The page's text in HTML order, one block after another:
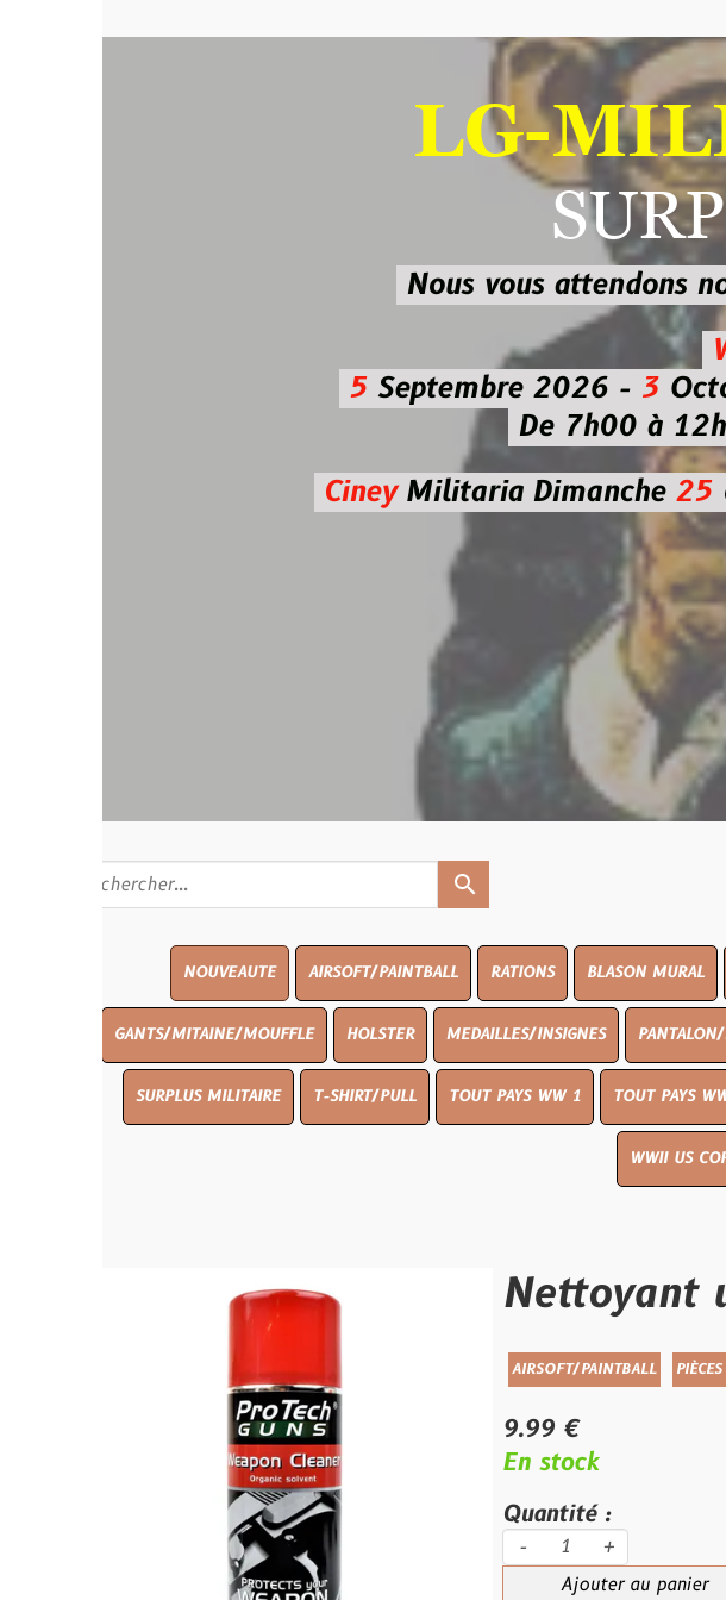
LG-
Nous vous attendons
Wavre
Septembre 2026 -3Octobre
De 7h00 à 12h00
MilitariaDimanche25
AIRSOFT/PAINTBALL RATIONS BLASON MURAL
GANTS/MITAINE/MOUFFLE HOLSTER MEDAILLES/INSIGNES PANTALON/SHORT/
SURPLUS MILITAIRE T-SHIRT/PULL TOUT PAYS WW 1 TOUT PAYS WW2 US
WWII US COPIE WWII
Nettoyant
AIRSOFT/PAINTBALL PIÈCES ARMES
Quantité :
Ajouter au panier